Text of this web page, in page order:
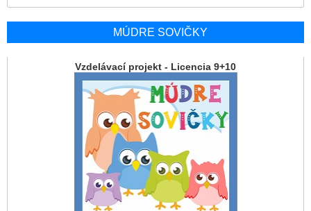
MÚDRE SOVIČKY
Vzdelávací projekt - Licencia 9+10